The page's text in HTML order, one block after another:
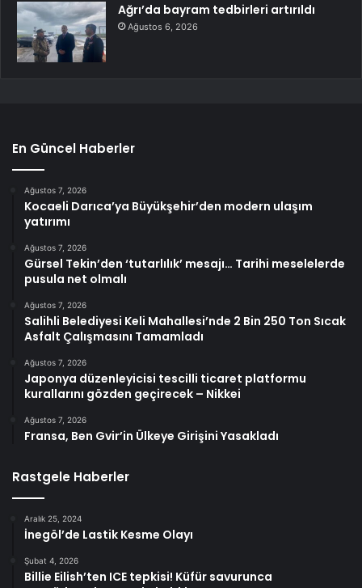
Ağrı’da bayram tedbirleri artırıldı
Ağustos 6, 2026
En Güncel Haberler
Ağustos 7, 2026
Kocaeli Darıca’ya Büyükşehir’den modern ulaşım
yatırımı
Ağustos 7, 2026
Gürsel Tekin’den ‘tutarlılık’ mesajı… Tarihi meselelerde
pusula net olmalı
Ağustos 7, 2026
Salihli Belediyesi Keli Mahallesi’nde 2 Bin 250 Ton Sıcak
Asfalt Çalışmasını Tamamladı
Ağustos 7, 2026
Japonya düzenleyicisi tescilli ticaret platformu
kurallarını gözden geçirecek – Nikkei
Ağustos 7, 2026
Fransa, Ben Gvir’in Ülkeye Girişini Yasakladı
Rastgele Haberler
Aralık 25, 2024
İnegöl’de Lastik Kesme Olayı
Şubat 4, 2026
Billie Eilish’ten ICE tepkisi! Küfür savurunca